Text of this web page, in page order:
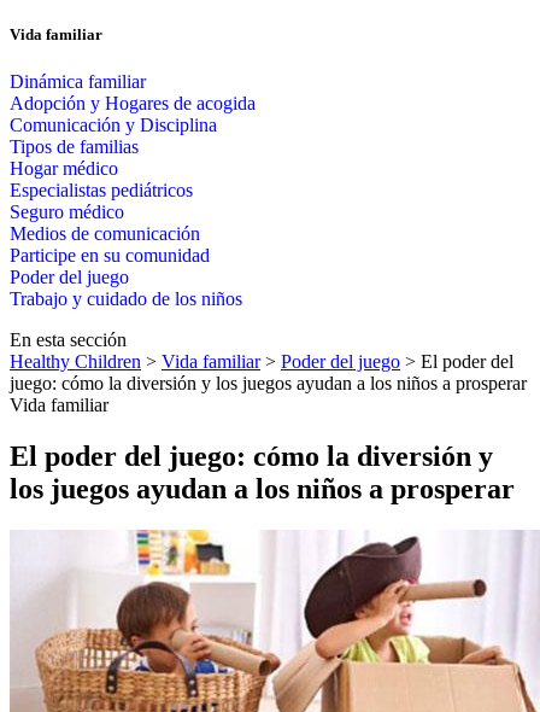
Vida familiar
Dinámica familiar
Adopción y Hogares de acogida
Comunicación y Disciplina
Tipos de familias
Hogar médico
Especialistas pediátricos
Seguro médico
Medios de comunicación
Participe en su comunidad
Poder del juego
Trabajo y cuidado de los niños
En esta sección
Healthy Children > Vida familiar> Poder del juego > El poder del
juego: cómo la diversión y los juegos ayudan a los niños a prosperar
Vida familiar
El poder del juego: cómo la diversión y
los juegos ayudan a los niños a prosperar